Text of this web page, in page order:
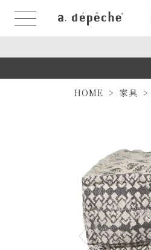
HOME 家具